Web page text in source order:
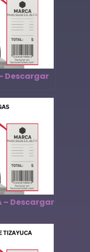
Descargar
– Descargar